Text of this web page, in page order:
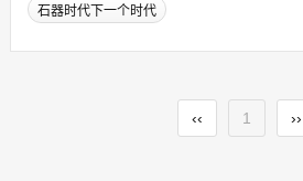
石器时代下一个时代
‹‹ 1 ››